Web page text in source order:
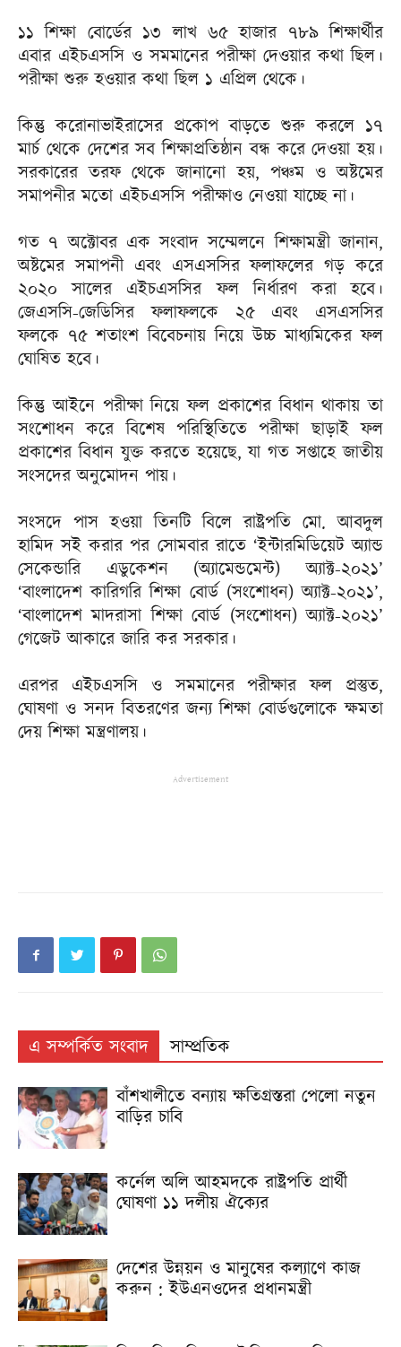
১১ শিক্ষা বোর্ডের ১৩ লাখ ৬৫ হাজার ৭৮৯ শিক্ষার্থীর
এবার এইচএসসি ও সমমানের পরীক্ষা দেওয়ার কথা ছিল।
পরীক্ষা শুরু হওয়ার কথা ছিল ১ এপ্রিল থেকে।
কিন্তু করোনাভাইরাসের প্রকোপ বাড়তে শুরু করলে ১৭
মার্চ থেকে দেশের সব শিক্ষাপ্রতিষ্ঠান বন্ধ করে দেওয়া হয়।
সরকারের তরফ থেকে জানানো হয়, পঞ্চম ও অষ্টমের
সমাপনীর মতো এইচএসসি পরীক্ষাও নেওয়া যাচ্ছে না।
গত ৭ অক্টোবর এক সংবাদ সম্মেলনে শিক্ষামন্ত্রী জানান,
অষ্টমের সমাপনী এবং এসএসসির ফলাফলের গড় করে
২০২০ সালের এইচএসসির ফল নির্ধারণ করা হবে।
জেএসসি-জেডিসির ফলাফলকে ২৫ এবং এসএসসির
ফলকে ৭৫ শতাংশ বিবেচনায় নিয়ে উচ্চ মাধ্যমিকের ফল
ঘোষিত হবে।
কিন্তু আইনে পরীক্ষা নিয়ে ফল প্রকাশের বিধান থাকায় তা
সংশোধন করে বিশেষ পরিস্থিতিতে পরীক্ষা ছাড়াই ফল
প্রকাশের বিধান যুক্ত করতে হয়েছে, যা গত সপ্তাহে জাতীয়
সংসদের অনুমোদন পায়।
সংসদে পাস হওয়া তিনটি বিলে রাষ্ট্রপতি মো. আবদুল
হামিদ সই করার পর সোমবার রাতে ‘ইন্টারমিডিয়েট অ্যান্ড
সেকেন্ডারি এডুকেশন (অ্যামেন্ডমেন্ট) অ্যাক্ট-২০২১’
‘বাংলাদেশ কারিগরি শিক্ষা বোর্ড (সংশোধন) অ্যাক্ট-২০২১’,
‘বাংলাদেশ মাদরাসা শিক্ষা বোর্ড (সংশোধন) অ্যাক্ট-২০২১’
গেজেট আকারে জারি কর সরকার।
এরপর এইচএসসি ও সমমানের পরীক্ষার ফল প্রস্তুত,
ঘোষণা ও সনদ বিতরণের জন্য শিক্ষা বোর্ডগুলোকে ক্ষমতা
দেয় শিক্ষা মন্ত্রণালয়।
Advertisement
এ সম্পর্কিত সংবাদ
সাম্প্রতিক
বাঁশখালীতে বন্যায় ক্ষতিগ্রস্তরা পেলো নতুন
বাড়ির চাবি
কর্নেল অলি আহমদকে রাষ্ট্রপতি প্রার্থী
ঘোষণা ১১ দলীয় ঐক্যের
দেশের উন্নয়ন ও মানুষের কল্যাণে কাজ
করুন : ইউএনওদের প্রধানমন্ত্রী